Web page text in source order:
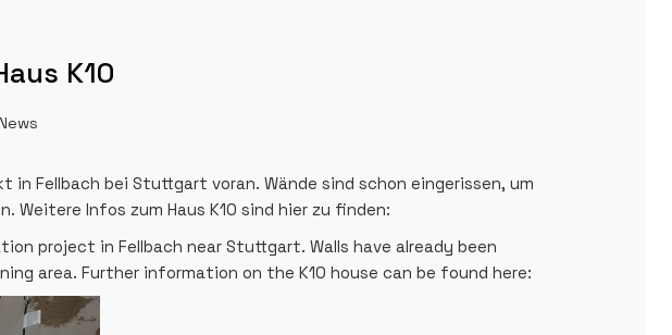
K10
in Fellbach bei Stuttgart voran. Wände sind schon eingerissen, um
Weitere Infos zum Haus K10 sind hier zu finden:
project in Fellbach near Stuttgart. Walls have already been
area. Further information on the K10 house can be found here: